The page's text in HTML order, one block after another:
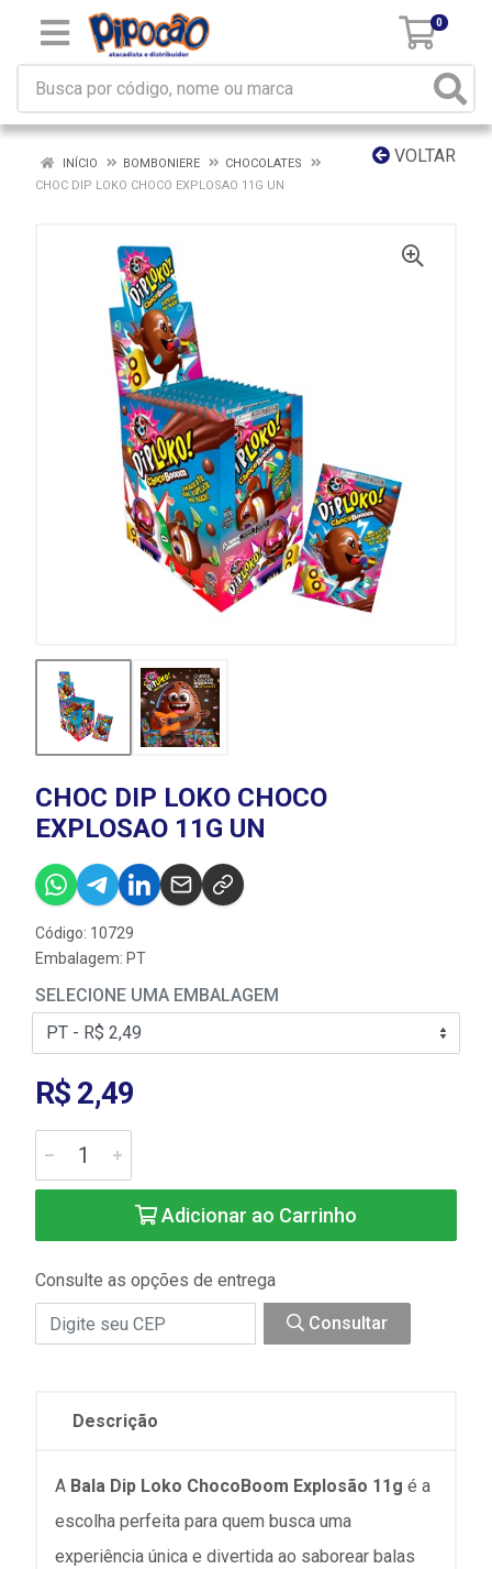
0
VOLTAR
INÍCIO BOMBONIERE
CHOCOLATES
CHOC DIP LOKO CHOCO EXPLOSAO 11G UN
CHOC DIP LOKO CHOCO
EXPLOSAO 11G UN
Código: 10729
Embalagem: PT
SELECIONE UMA EMBALAGEM
R$ 2,49
Adicionar ao Carrinho
Consulte as opções de entrega
Consultar
Descrição
A Bala Dip Loko ChocoBoom Explosão 11g é a
escolha perfeita para quem busca uma
experiência única e divertida ao saborear balas